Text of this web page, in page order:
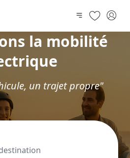
la mobilité
un trajet propre"